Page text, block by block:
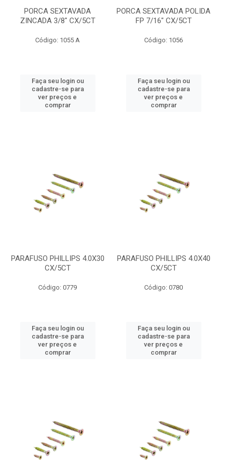
PORCA SEXTAVADA
ZINCADA 3/8" CX/5CT
Código: 1055 A
Faça seu login ou
cadastre-se para
ver preços e
comprar
PORCA SEXTAVADA POLIDA
FP 7/16" CX/5CT
Código: 1056
Faça seu login ou
cadastre-se para
ver preços e
comprar
PARAFUSO PHILLIPS 4.0X30
CX/5CT
Código: 0779
Faça seu login ou
cadastre-se para
ver preços e
comprar
PARAFUSO PHILLIPS 4.0X40
CX/5CT
Código: 0780
Faça seu login ou
cadastre-se para
ver preços e
comprar